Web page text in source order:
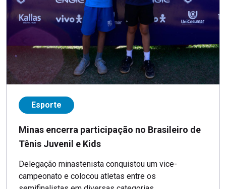
Esporte
Minas encerra participação no Brasileiro de
Tênis Juvenil e Kids
Delegação minastenista conquistou um vice-
campeonato e colocou atletas entre os